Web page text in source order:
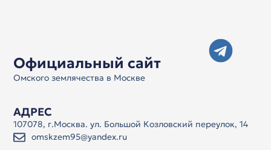
Официальный сайт
Омского землячества в Москве
АДРЕС
107078, г.Москва. ул. Большой Козловский переулок, 14
omskzem95@yandex.ru